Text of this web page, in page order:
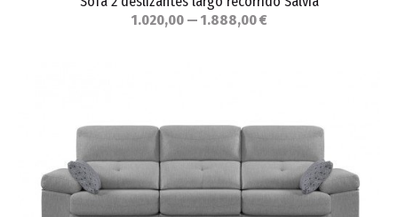
1.020,00 — 1.888,00 €